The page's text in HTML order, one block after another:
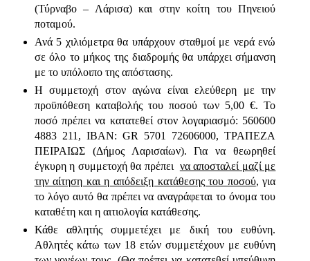
(Τύρναβο – Λάρισα) και στην κοίτη του Πηνειού
ποταμού.
Ανά 5 χιλιόμετρα θα υπάρχουν σταθμοί με νερά ενώ
σε όλο το μήκος της διαδρομής θα υπάρχει σήμανση
με το υπόλοιπο της απόστασης.
Η συμμετοχή στον αγώνα είναι ελεύθερη με την
προϋπόθεση καταβολής του ποσού των 5,00 €. Το
ποσό πρέπει να κατατεθεί στον λογαριασμό: 560600
4883 211, IBAN: GR 5701 72606000, ΤΡΑΠΕΖΑ
ΠΕΙΡΑΙΩΣ (Δήμος Λαρισαίων). Για να θεωρηθεί
έγκυρη η συμμετοχή θα πρέπει να αποσταλεί μαζί με
την αίτηση και η απόδειξη κατάθεσης του ποσού, για
το λόγο αυτό θα πρέπει να αναγράφεται το όνομα του
καταθέτη και η αιτιολογία κατάθεσης.
Κάθε αθλητής συμμετέχει με δική του ευθύνη.
Αθλητές κάτω των 18 ετών συμμετέχουν με ευθύνη